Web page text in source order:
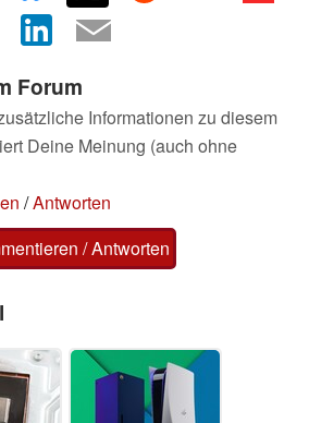
Forum
Informationen zu diesem
Deine Meinung (auch ohne
/Antworten
/ Antworten